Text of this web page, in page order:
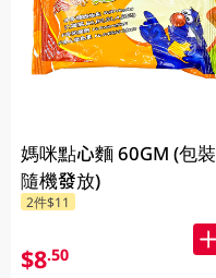
媽咪點心麵 60GM (包裝
隨機發放)
2件$11
$8.50